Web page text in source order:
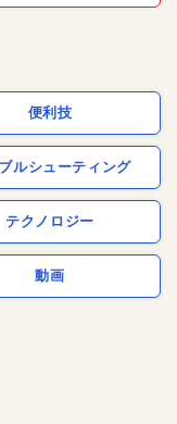
便利技
ルシューティング
テクノロジー
動画